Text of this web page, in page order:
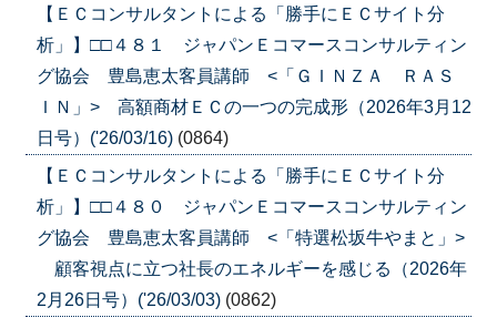
【ＥＣコンサルタントによる「勝手にＥＣサイト分
析」】□□４８１ ジャパンＥコマースコンサルティン
グ協会 豊島恵太客員講師 <「ＧＩＮＺＡ ＲＡＳ
ＩＮ」> 高額商材ＥＣの一つの完成形（2026年3月12
日号）('26/03/16) (0864)
【ＥＣコンサルタントによる「勝手にＥＣサイト分
析」】□□４８０ ジャパンＥコマースコンサルティン
グ協会 豊島恵太客員講師 <「特選松坂牛やまと」>
顧客視点に立つ社長のエネルギーを感じる（2026年
2月26日号）('26/03/03) (0862)